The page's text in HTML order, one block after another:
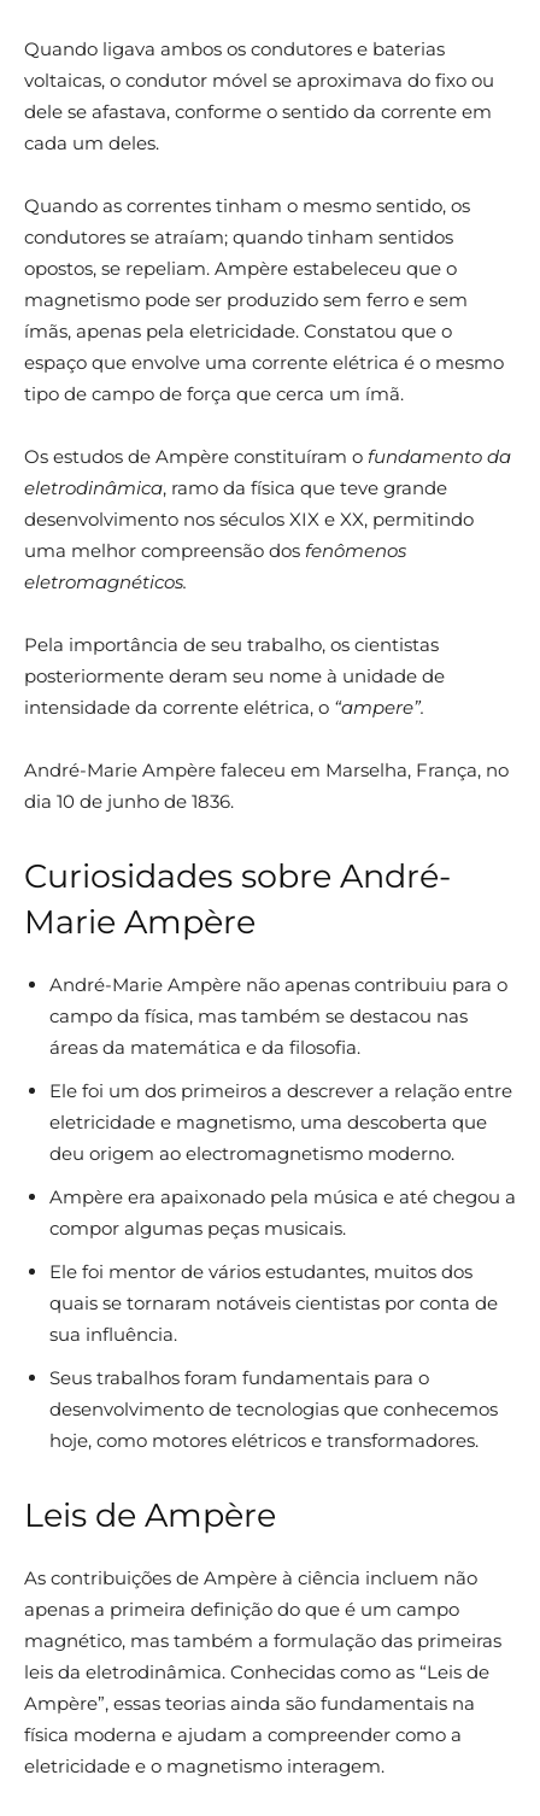
Quando ligava ambos os condutores e baterias
voltaicas, o condutor móvel se aproximava do fixo ou
dele se afastava, conforme o sentido da corrente em
cada um deles.
Quando as correntes tinham o mesmo sentido, os
condutores se atraíam; quando tinham sentidos
opostos, se repeliam. Ampère estabeleceu que o
magnetismo pode ser produzido sem ferro e sem
ímãs, apenas pela eletricidade. Constatou que o
espaço que envolve uma corrente elétrica é o mesmo
tipo de campo de força que cerca um ímã.
Os estudos de Ampère constituíram o fundamento da
eletrodinâmica, ramo da física que teve grande
desenvolvimento nos séculos XIX e XX, permitindo
uma melhor compreensão dos fenômenos
eletromagnéticos.
Pela importância de seu trabalho, os cientistas
posteriormente deram seu nome à unidade de
intensidade da corrente elétrica, o “ampere”.
André-Marie Ampère faleceu em Marselha, França, no
dia 10 de junho de 1836.
Curiosidades sobre André-
Marie Ampère
André-Marie Ampère não apenas contribuiu para o
campo da física, mas também se destacou nas
áreas da matemática e da filosofia.
Ele foi um dos primeiros a descrever a relação entre
eletricidade e magnetismo, uma descoberta que
deu origem ao electromagnetismo moderno.
Ampère era apaixonado pela música e até chegou a
compor algumas peças musicais.
Ele foi mentor de vários estudantes, muitos dos
quais se tornaram notáveis cientistas por conta de
sua influência.
Seus trabalhos foram fundamentais para o
desenvolvimento de tecnologias que conhecemos
hoje, como motores elétricos e transformadores.
Leis de Ampère
As contribuições de Ampère à ciência incluem não
apenas a primeira definição do que é um campo
magnético, mas também a formulação das primeiras
leis da eletrodinâmica. Conhecidas como as “Leis de
Ampère”, essas teorias ainda são fundamentais na
física moderna e ajudam a compreender como a
eletricidade e o magnetismo interagem.